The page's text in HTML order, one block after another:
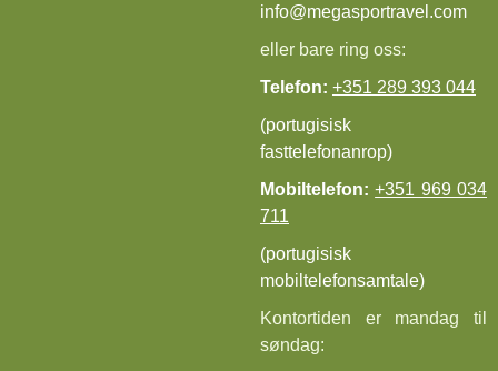
info@megasportravel.com
eller bare ring oss:
Telefon: +351 289 393 044
(portugisisk
fasttelefonanrop)
Mobiltelefon: +351 969 034
711
(portugisisk
mobiltelefonsamtale)
Kontortiden er mandag til
søndag: